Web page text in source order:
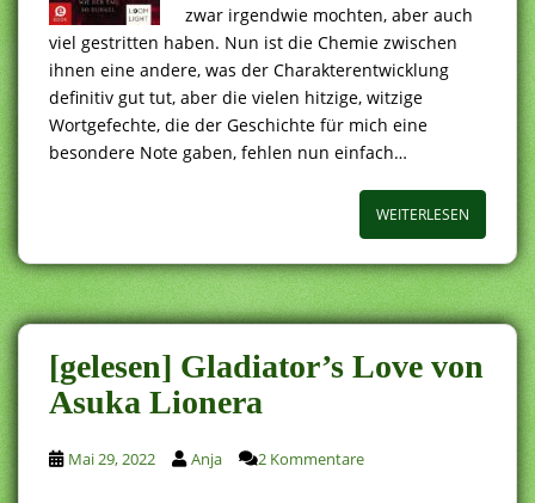
zwar irgendwie mochten, aber auch
viel gestritten haben. Nun ist die Chemie zwischen
ihnen eine andere, was der Charakterentwicklung
definitiv gut tut, aber die vielen hitzige, witzige
Wortgefechte, die der Geschichte für mich eine
besondere Note gaben, fehlen nun einfach…
WEITERLESEN
[gelesen] Gladiator’s Love von
Asuka Lionera
Mai 29, 2022 Anja 2 Kommentare